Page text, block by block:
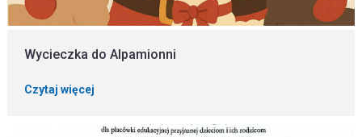
Wycieczka do Alpamionni
Czytaj więcej